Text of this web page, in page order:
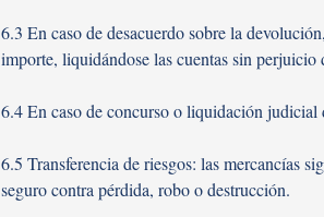
6.3 En caso de desacuerdo sobre la
importe, liquidándose las cuentas sin
6.4 En caso de concurso o liquidación
6.5 Transferencia de riesgos: las mercancías
seguro contra pérdida, robo o destrucción.